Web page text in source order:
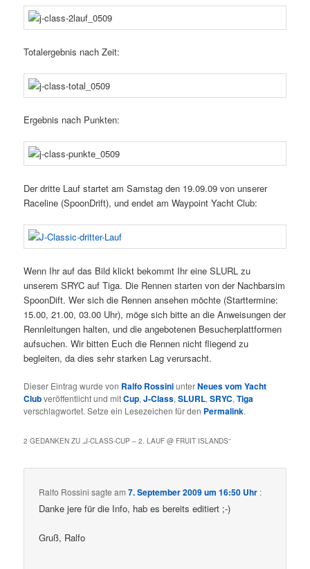
Totalergebnis nach Zeit:
Ergebnis nach Punkten:
Der dritte Lauf startet am Samstag den 19.09.09 von unserer
Raceline (SpoonDrift), und endet am Waypoint Yacht Club:
Wenn Ihr auf das Bild klickt bekommt Ihr eine SLURL zu
unserem SRYC auf Tiga. Die Rennen starten von der Nachbarsim
SpoonDift. Wer sich die Rennen ansehen möchte (Starttermine:
15.00, 21.00, 03.00 Uhr), möge sich bitte an die Anweisungen der
Rennleitungen halten, und die angebotenen Besucherplattformen
aufsuchen. Wir bitten Euch die Rennen nicht fliegend zu
begleiten, da dies sehr starken Lag verursacht.
Dieser Eintrag wurde von Ralfo RossiniunterNeues vom Yacht
Clubveröffentlicht und mitCup,J-Class,SLURL,SRYC,Tiga
verschlagwortet. Setze ein Lesezeichen für den Permalink.
2 GEDANKEN ZU „J-CLASS-CUP – 2. LAUF @ FRUIT ISLANDS“
Ralfo Rossini sagte am7. September 2009 um 16:50 Uhr :
Danke jere für die Info, hab es bereits editiert ;-)
Gruß, Ralfo